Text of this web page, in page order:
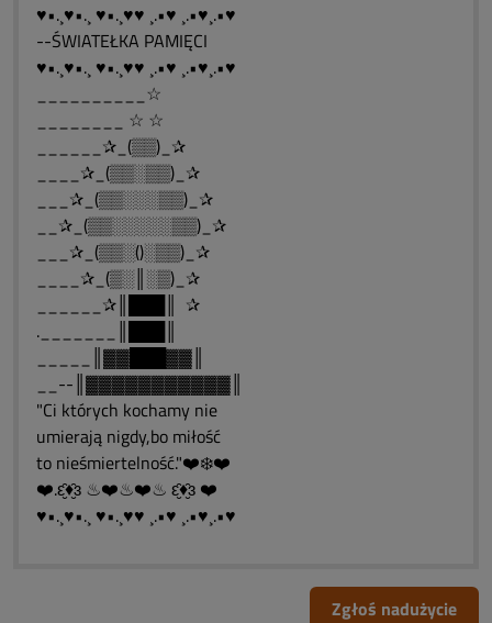
♥•.¸♥•.¸ ♥•.¸♥♥ ¸.•♥ ¸.•♥¸.•♥
--ŚWIATEŁKA PAMIĘCI
♥•.¸♥•.¸ ♥•.¸♥♥ ¸.•♥ ¸.•♥¸.•♥
__________☆
________ ☆ ☆
______✰_(▒▒)_✰
____✰_(▒▒░▒▒)_✰
___✰_(▒▒░░░▒▒)_✰
__✰_(▒▒░░░░░▒▒)_✰
___✰_(▒▒░()░▒▒)_✰
____✰_(▒░║░▒)_✰
______✰║███║ ✰
._______║███║
_____║▓▓███▓▓║
__--║▓▓▓▓▓▓▓▓▓▓▓║
"Ci których kochamy nie
umierają nigdy,bo miłość
to nieśmiertelność."❤️❄️❤️
❤️.ԑ̮̑♦̮̑ɜ ♨❤️♨❤️♨ ԑ̮̑♦̮̑ɜ ❤️
♥•.¸♥•.¸ ♥•.¸♥♥ ¸.•♥ ¸.•♥¸.•♥
Zgłoś nadużycie